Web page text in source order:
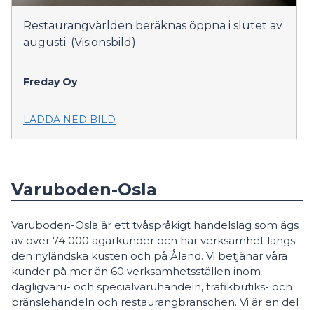
Restaurangvärlden beräknas öppna i slutet av
augusti. (Visionsbild)
Freday Oy
LADDA NED BILD
Varuboden-Osla
Varuboden-Osla är ett tvåspråkigt handelslag som ägs
av över 74 000 ägarkunder och har verksamhet längs
den nyländska kusten och på Åland. Vi betjänar våra
kunder på mer än 60 verksamhetsställen inom
dagligvaru- och specialvaruhandeln, trafikbutiks- och
bränslehandeln och restaurangbranschen. Vi är en del